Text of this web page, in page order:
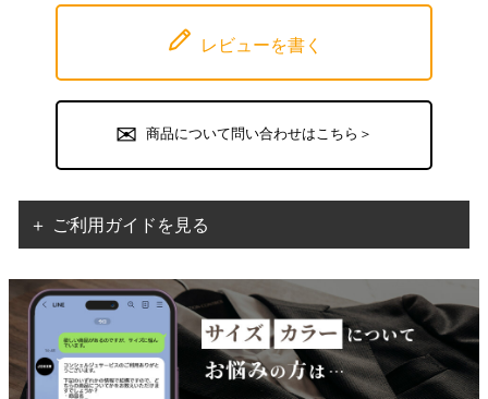
レビューを書く
商品について問い合わせはこちら＞
＋ ご利用ガイドを見る